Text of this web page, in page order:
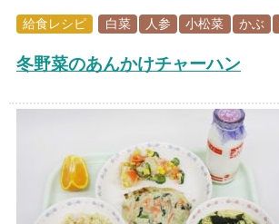
給食レシピ 白菜 人参 小松菜 かぶ
冬野菜のあんかけチャーハン